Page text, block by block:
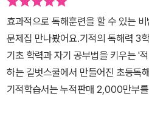
제를 척척 풀 수 있어요.내용 정리, 어
휘력이 쑥쑥!A 비법의 훈련을 하고 B
요.독해의 완성이라 할 수 있는 실력
제와 최상위 독해로 구성하고 있어
하면 실력을 키울 수 있어요.어휘력
탄하게 키워나가게 되고 고난도 독해
효과적으로 독해훈련을 할 수 있는
문제집 만나봤어요.기적의 독해력 3
기초 학력과 자기 공부법을 키우는 '
하는 길벗스쿨에서 만들어진 초등독
기적학습서는 누적판매 2,000만부